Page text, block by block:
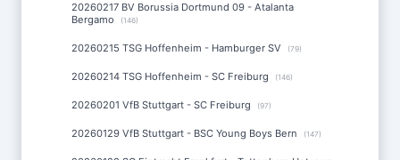
20260217 BV Borussia Dortmund 09 - Atalanta
Bergamo
(146)
20260215 TSG Hoffenheim - Hamburger SV (79)
20260214 TSG Hoffenheim - SC Freiburg (146)
20260201 VfB Stuttgart - SC Freiburg (97)
20260129 VfB Stuttgart - BSC Young Boys Bern (147)